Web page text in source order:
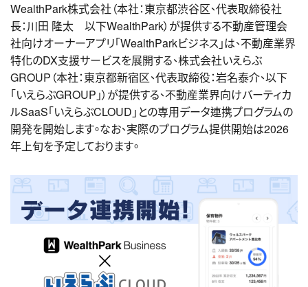
WealthPark株式会社（本社：東京都渋谷区、代表取締役社
長：川田 隆太 以下WealthPark）が提供する不動産管理会
社向けオーナーアプリ「WealthParkビジネス」は、不動産業界
特化のDX支援サービスを展開する、株式会社いえらぶ
GROUP（本社：東京都新宿区、代表取締役：岩名泰介、以下
「いえらぶGROUP」）が提供する、不動産業界向けバーティカ
ルSaaS「いえらぶCLOUD」との専用データ連携プログラムの
開発を開始します。なお、実際のプログラム提供開始は2026
年上旬を予定しております。